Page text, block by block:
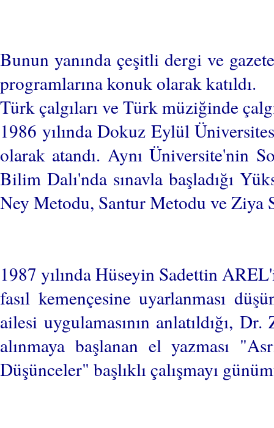
Bunun yanında çeşitli dergi ve
programlarına konuk olarak katıldı.
Türk çalgıları ve Türk müziğinde
1986 yılında Dokuz Eylül
olarak atandı. Aynı Üniversite'nin
Bilim Dalı'nda sınavla başladığı
Ney Metodu, Santur Metodu ve Ziya
1987 yılında Hüseyin Sadettin
fasıl kemençesine uyarlanması
ailesi uygulamasının anlatıldığı,
alınmaya başlanan el yazması
Düşünceler" başlıklı çalışmayı